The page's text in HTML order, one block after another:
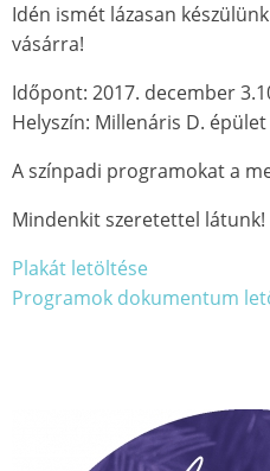
Idén ismét lázasan
vásárra!
Időpont: 2017. december
Helyszín: Millenáris D. épület
A színpadi programokat a
Mindenkit szeretettel látunk!
Plakát letöltése
Programok dokumentum